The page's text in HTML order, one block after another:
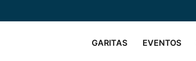
GARITAS EVENTOS